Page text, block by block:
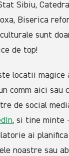
Sibiu,
Biserica
sunt
de top!
locatii
comm aici sau
de social
, si tine minte
ai
noastre sau